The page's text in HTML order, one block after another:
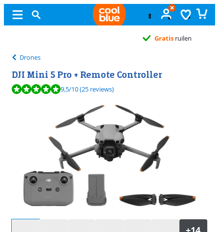
Drones
DJI Mini 5 Pro + Remote Controller
Beoordeling is 9,5 van de 10, gebaseerd op 25 reviews.
9,5/10(25 reviews)